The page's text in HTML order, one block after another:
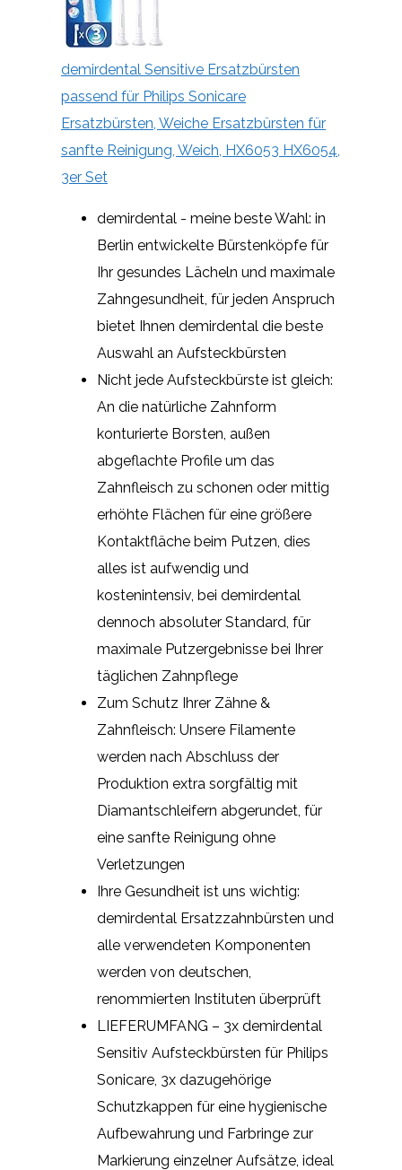
demirdental Sensitive Ersatzbürsten
passend für Philips Sonicare
Ersatzbürsten, Weiche Ersatzbürsten für
sanfte Reinigung, Weich, HX6053 HX6054,
3er Set
demirdental - meine beste Wahl: in
Berlin entwickelte Bürstenköpfe für
Ihr gesundes Lächeln und maximale
Zahngesundheit, für jeden Anspruch
bietet Ihnen demirdental die beste
Auswahl an Aufsteckbürsten
Nicht jede Aufsteckbürste ist gleich:
An die natürliche Zahnform
konturierte Borsten, außen
abgeflachte Profile um das
Zahnfleisch zu schonen oder mittig
erhöhte Flächen für eine größere
Kontaktfläche beim Putzen, dies
alles ist aufwendig und
kostenintensiv, bei demirdental
dennoch absoluter Standard, für
maximale Putzergebnisse bei Ihrer
täglichen Zahnpflege
Zum Schutz Ihrer Zähne &
Zahnfleisch: Unsere Filamente
werden nach Abschluss der
Produktion extra sorgfältig mit
Diamantschleifern abgerundet, für
eine sanfte Reinigung ohne
Verletzungen
Ihre Gesundheit ist uns wichtig:
demirdental Ersatzzahnbürsten und
alle verwendeten Komponenten
werden von deutschen,
renommierten Instituten überprüft
LIEFERUMFANG – 3x demirdental
Sensitiv Aufsteckbürsten für Philips
Sonicare, 3x dazugehörige
Schutzkappen für eine hygienische
Aufbewahrung und Farbringe zur
Markierung einzelner Aufsätze, ideal